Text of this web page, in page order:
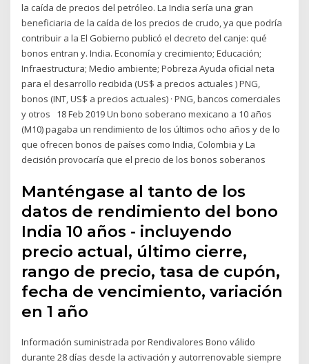
la caída de precios del petróleo. La India sería una gran
beneficiaria de la caída de los precios de crudo, ya que podría
contribuir a la El Gobierno publicó el decreto del canje: qué
bonos entran y. India. Economía y crecimiento; Educación;
Infraestructura; Medio ambiente; Pobreza Ayuda oficial neta
para el desarrollo recibida (US$ a precios actuales ) PNG,
bonos (INT, US$ a precios actuales) · PNG, bancos comerciales
y otros 18 Feb 2019 Un bono soberano mexicano a 10 años
(M10) pagaba un rendimiento de los últimos ocho años y de lo
que ofrecen bonos de países como India, Colombia y La
decisión provocaría que el precio de los bonos soberanos
Manténgase al tanto de los
datos de rendimiento del bono
India 10 años - incluyendo
precio actual, último cierre,
rango de precio, tasa de cupón,
fecha de vencimiento, variación
en 1 año
Información suministrada por Rendivalores Bono válido
durante 28 días desde la activación y autorrenovable siempre